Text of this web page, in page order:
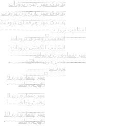
پد یدک مهر جیبی ترودات
پد یدک مهر تاریخ زن ترودات
پد یدک مهر حرفه ای ترودات
استامپ ترودات
استامپ رومیزی ترودات
استامپ انگشتی ترودات
مهر شماره زن تردوات
شماره زن دستی
ترودات
مهر شماره زن 6
رقم ترودات
مهر شماره زن 8
رقم ترودات
مهر شماره زن 10
رقم ترودات